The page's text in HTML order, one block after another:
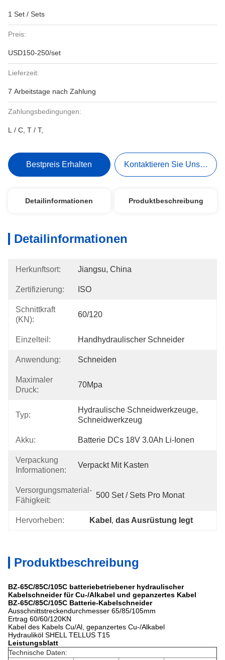
1 Set / Sets
Preis:
USD150-250/set
Lieferzeit:
7 Arbeitstage nach Zahlung
Zahlungsbedingungen:
L / C, T / T,
Bestpreis Erhalten Kontaktieren Sie Uns Jetzt
Detailinformationen Produktbeschreibung
Detailinformationen
Herkunftsort: Jiangsu, China
Zertifizierung: ISO
Schnittkraft
(KN):
60/120
Einzelteil: Handhydraulischer Schneider
Anwendung: Schneiden
Maximaler
Druck:
70Mpa
Typ:
Hydraulische Schneidwerkzeuge,
Schneidwerkzeug
Akku: Batterie DCs 18V 3.0Ah Li-Ionen
Verpackung
Informationen:
Verpackt Mit Kasten
Versorgungsmaterial-
Fähigkeit:
500 Set / Sets Pro Monat
Hervorheben: Kabel , das Ausrüstung legt
Produktbeschreibung
BZ-65C/85C/105C batteriebetriebener hydraulischer
Kabelschneider für Cu-/Alkabel und gepanzertes Kabel
BZ-65C/85C/105C Batterie-Kabelschneider
Ausschnittstreckendurchmesser 65/85/105mm
Ertrag 60/60/120KN
Kabel des Kabels Cu/Al, gepanzertes Cu-/Alkabel
Hydrauliköl SHELL TELLUS T15
Leistungsblatt
Technische Daten: